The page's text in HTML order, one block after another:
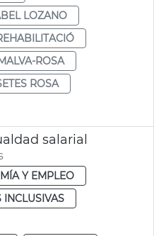
LOZANO
ROSA
ROSA
salarial
Y EMPLEO